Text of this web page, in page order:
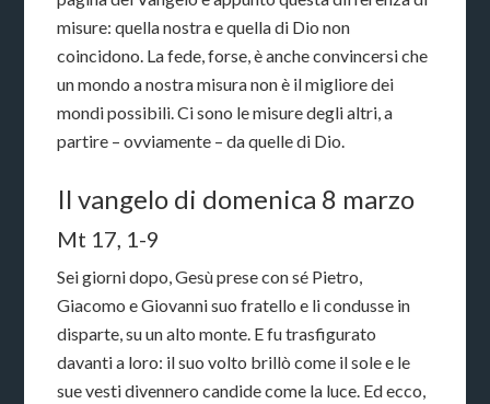
misure: quella nostra e quella di Dio non
coincidono. La fede, forse, è anche convincersi che
un mondo a nostra misura non è il migliore dei
mondi possibili. Ci sono le misure degli altri, a
partire – ovviamente – da quelle di Dio.
Il vangelo di domenica 8 marzo
Mt 17, 1-9
Sei giorni dopo, Gesù prese con sé Pietro,
Giacomo e Giovanni suo fratello e li condusse in
disparte, su un alto monte. E fu trasfigurato
davanti a loro: il suo volto brillò come il sole e le
sue vesti divennero candide come la luce. Ed ecco,